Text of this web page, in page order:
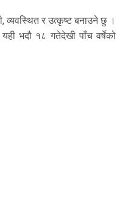
व्यवस्थित र उत्कृष्ट बनाउने छु ।
भदौ १८ गतेदेखी पाँच वर्षेको